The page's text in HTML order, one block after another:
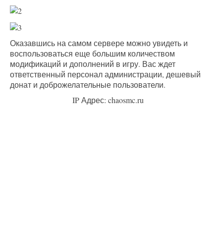
Оказавшись на самом сервере можно увидеть и
воспользоваться еще большим количеством
модификаций и дополнений в игру. Вас ждет
ответственный персонал администрации, дешевый
донат и доброжелательные пользователи.
IP Адрес: chaosmc.ru